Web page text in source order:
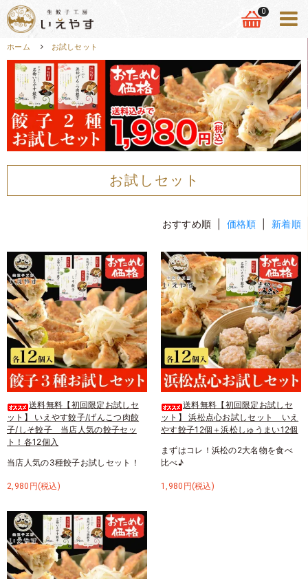
0
ホーム お試しセット
お試しセット
おすすめ順 | 価格順 新着順
送料無料【初回限定お試しセ
ット】 いえやす餃子/げんこつ肉餃
子/しそ餃子 当店人気の餃子セッ
ト！各12個入
当店人気の3種餃子お試しセット！
2,980円(税込)
送料無料【初回限定お試しセ
ット】 浜松点心お試しセット いえ
やす餃子12個＋浜松しゅうまい12個
まずはコレ！浜松の2大名物を食べ
比べ♪
1,980円(税込)